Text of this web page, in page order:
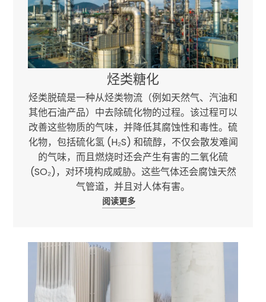
烃类糖化
烃类脱硫是一种从烃类物流（例如天然气、汽油和
其他石油产品）中去除硫化物的过程。该过程可以
改善这些物质的气味，并降低其腐蚀性和毒性。硫
化物，包括硫化氢 (H₂S) 和硫醇，不仅会散发难闻
的气味，而且燃烧时还会产生有害的二氧化硫
(SO₂)，对环境构成威胁。这些气体还会腐蚀天然
气管道，并且对人体有害。
阅读更多